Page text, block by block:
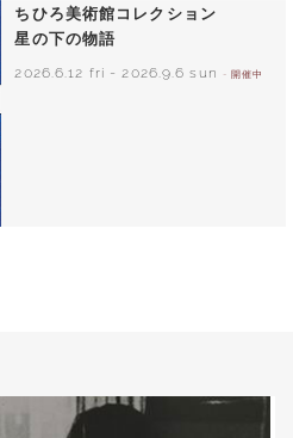
ちひろ美術館コレクション
星の下の物語
2026.6.12 fri -2026.9.6 sun - 開催中